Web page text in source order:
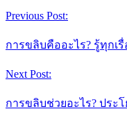
Previous Post:
การขลิบคืออะไร? รู้ทุกเ
Next Post:
การขลิบช่วยอะไร? ประ